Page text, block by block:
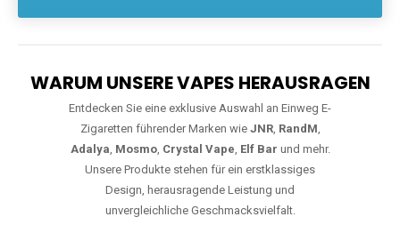
WARUM UNSERE VAPES HERAUSRAGEN
Entdecken Sie eine exklusive Auswahl an Einweg E-
Zigaretten führender Marken wie JNR, RandM,
Adalya, Mosmo, Crystal Vape, Elf Bar und mehr.
Unsere Produkte stehen für ein erstklassiges
Design, herausragende Leistung und
unvergleichliche Geschmacksvielfalt.